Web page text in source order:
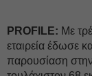
PROFILE: Με
εταιρεία έδωσε
παρουσίαση